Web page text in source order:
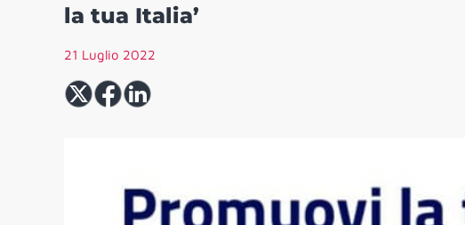
la tua Italia’
21 Luglio 2022